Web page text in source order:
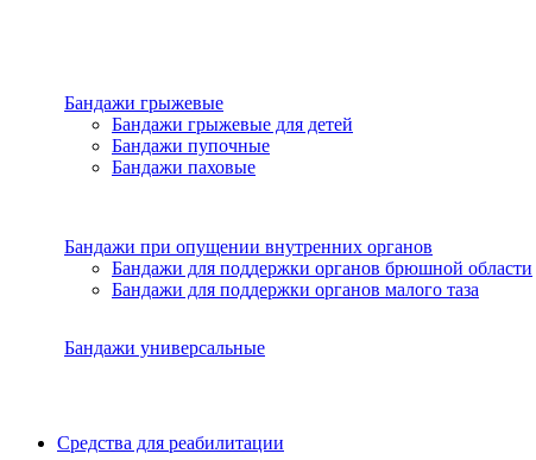
Бандажи грыжевые
Бандажи грыжевые для детей
Бандажи пупочные
Бандажи паховые
Бандажи при опущении внутренних органов
Бандажи для поддержки органов брюшной области
Бандажи для поддержки органов малого таза
Бандажи универсальные
Средства для реабилитации